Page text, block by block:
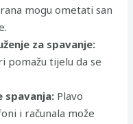
mogu ometati san
za spavanje:
pomažu tijelu da se
spavanja: Plavo
i računala može